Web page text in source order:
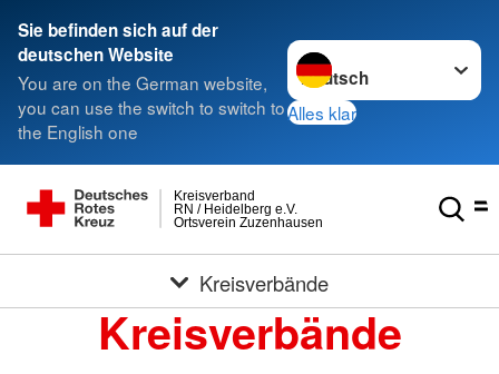
Sie befinden sich auf der
deutschen Website
You are on the German website,
you can use the switch to switch to
the English one
Sprache wechseln zu
Alles klar
Ortsverein Zuzenhausen
RN / Heidelberg e.V.
Kreisverband
Kreisverbände
Kreisverbände